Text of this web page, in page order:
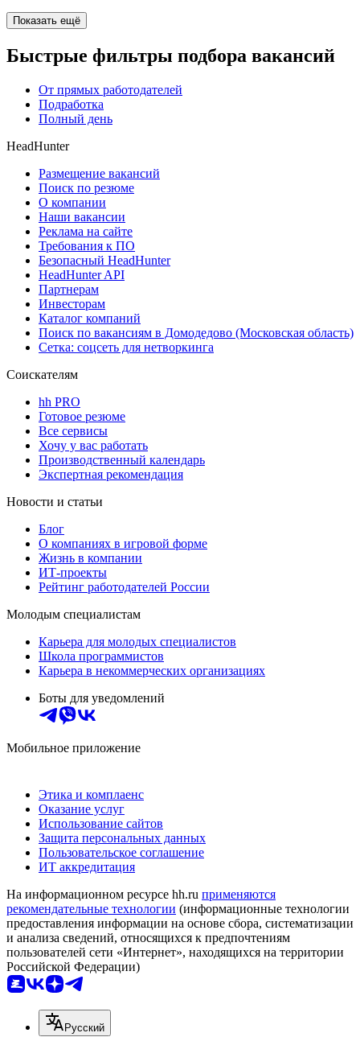
Показать ещё
Быстрые фильтры подбора вакансий
От прямых работодателей
Подработка
Полный день
HeadHunter
Размещение вакансий
Поиск по резюме
О компании
Наши вакансии
Реклама на сайте
Требования к ПО
Безопасный HeadHunter
HeadHunter API
Партнерам
Инвесторам
Каталог компаний
Поиск по вакансиям в Домодедово (Московская область)
Сетка: соцсеть для нетворкинга
Соискателям
hh PRO
Готовое резюме
Все сервисы
Хочу у вас работать
Производственный календарь
Экспертная рекомендация
Новости и статьи
Блог
О компаниях в игровой форме
Жизнь в компании
ИТ-проекты
Рейтинг работодателей России
Молодым специалистам
Карьера для молодых специалистов
Школа программистов
Карьера в некоммерческих организациях
Боты для уведомлений
Мобильное приложение
Этика и комплаенс
Оказание услуг
Использование сайтов
Защита персональных данных
Пользовательское соглашение
ИТ аккредитация
На информационном ресурсе hh.ru применяются
рекомендательные технологии (информационные технологии
предоставления информации на основе сбора, систематизации
и анализа сведений, относящихся к предпочтениям
пользователей сети «Интернет», находящихся на территории
Российской Федерации)
Русский